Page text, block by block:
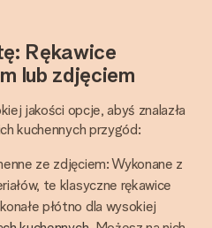
Rękawice
lub zdjęciem
jakości opcje, abyś znalazła
kuchennych przygód:
ze zdjęciem: Wykonane z
te klasyczne rękawice
płótno dla wysokiej